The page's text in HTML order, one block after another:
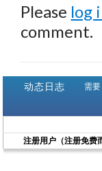
Please log
comment.
动态日志 需
注册用户（注册免费